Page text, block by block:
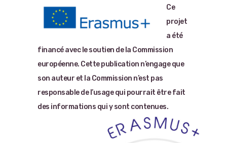
Ce
projet
a été
financé avec le soutien de la Commission
européenne. Cette publication n’engage que
son auteur et la Commission n’est pas
responsable de l’usage qui pourrait être fait
des informations qui y sont contenues.